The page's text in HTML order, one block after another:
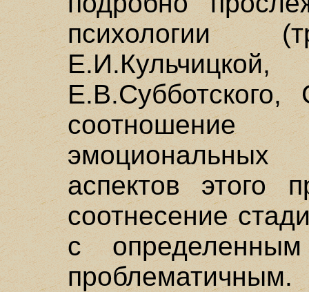
психологии
Е.В.Субботского,
аспектов этого
соотнесение
с
проблематичным.